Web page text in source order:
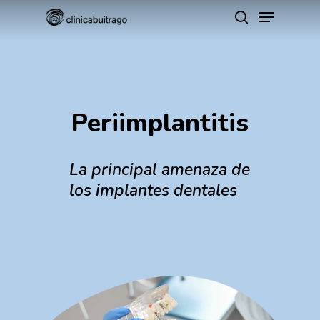
Menu
Periimplantitis
La principal amenaza de
los implantes dentales